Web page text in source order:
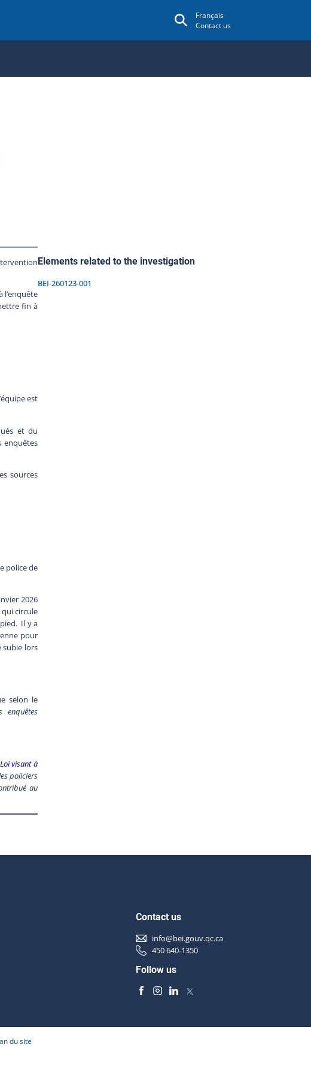
Français
Contact us
l’enquête
fin à
est
et du
enquêtes
sources
police de
2026
circule
Il y a
pour
subie lors
selon le
enquêtes
visant à
policiers
au
Elements related to the investigation
BEI-260123-001
Contact us
info@bei.gouv.qc.ca
450 640-1350
Follow us
du site